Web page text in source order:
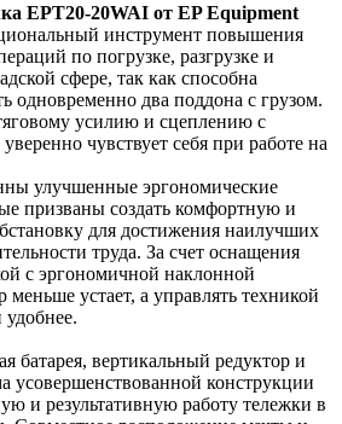
EPT20-20WAI от EP Equipment
инструмент повышения
по погрузке, разгрузке и
сфере, так как способна
одновременно два поддона с грузом.
усилию и сцеплению с
чувствует себя при работе на
улучшенные эргономические
призваны создать комфортную и
для достижения наилучших
труда. За счет оснащения
с эргономичной наклонной
меньше устает, а управлять техникой
удобнее.
батарея, вертикальный редуктор и
усовершенствованной конструкции
и результативную работу тележки в